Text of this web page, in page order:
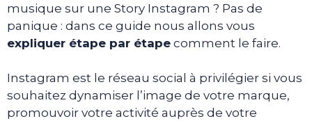
musique sur une Story Instagram ? Pas de
panique : dans ce guide nous allons vous
expliquer étape par étape comment le faire.
Instagram est le réseau social à privilégier si vous
souhaitez dynamiser l’image de votre marque,
promouvoir votre activité auprès de votre